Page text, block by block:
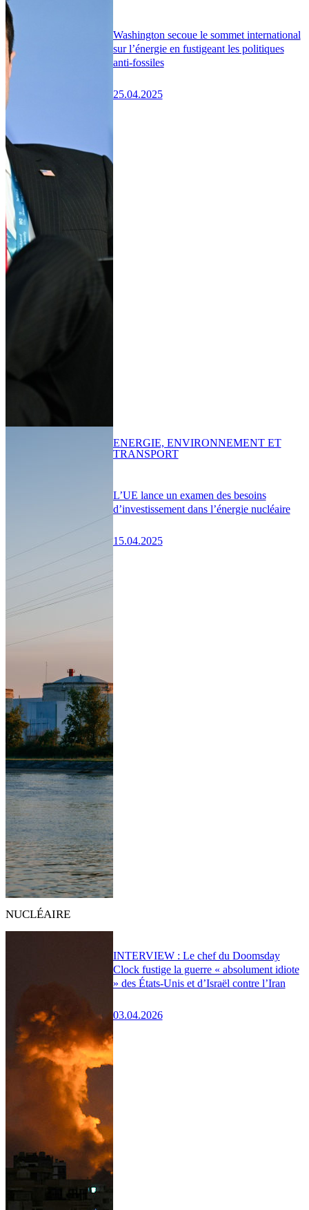
Washington secoue le sommet international
sur l’énergie en fustigeant les politiques
anti-fossiles
25.04.2025
L’UE lance un examen des besoins
d’investissement dans l’énergie nucléaire
15.04.2025
ENERGIE, ENVIRONNEMENT ET
TRANSPORT
NUCLÉAIRE
INTERVIEW : Le chef du Doomsday
Clock fustige la guerre « absolument idiote
» des États-Unis et d’Israël contre l’Iran
03.04.2026